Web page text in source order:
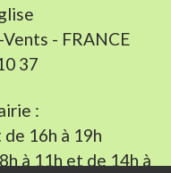
- FRANCE
37
:
16h à 19h
à 11h et de 14h à